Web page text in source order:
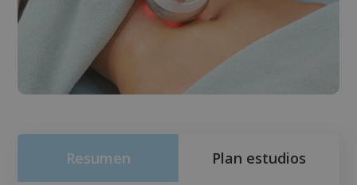
Resumen Plan estudios